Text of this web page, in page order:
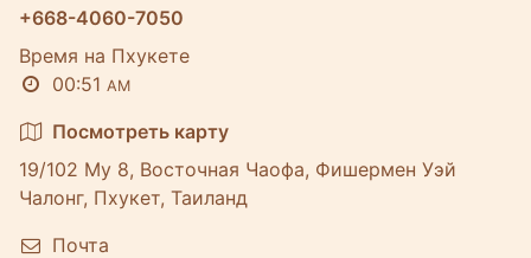
+668-4060-7050
Время на Пхукете
00:51 AM
Посмотреть карту
19/102 Му 8, Восточная Чаофа, Фишермен Уэй
Чалонг, Пхукет, Таиланд
Почта